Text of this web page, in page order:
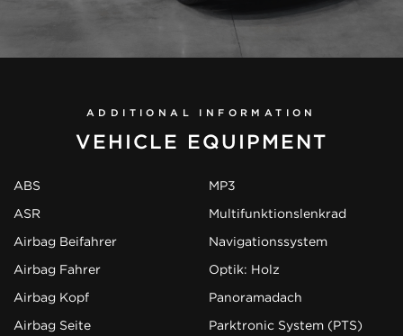
ADDITIONAL INFORMATION
VEHICLE EQUIPMENT
ABS
ASR
Airbag Beifahrer
Airbag Fahrer
Airbag Kopf
Airbag Seite
MP3
Multifunktionslenkrad
Navigationssystem
Optik: Holz
Panoramadach
Parktronic System (PTS)